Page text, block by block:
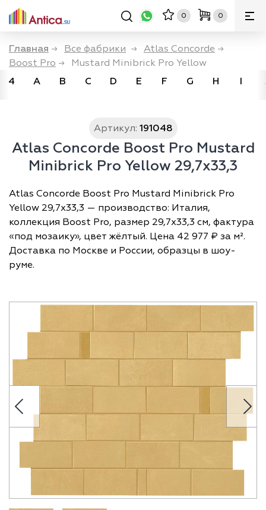
0 0
Главная → Все фабрики → Atlas Concorde →
Boost Pro →
Mustard Minibrick Pro Yellow
4
A B C D E F G H I
Артикул: 191048
Atlas Concorde Boost Pro Mustard
Minibrick Pro Yellow 29,7x33,3
Atlas Concorde Boost Pro Mustard Minibrick Pro
Yellow 29,7x33,3 — производство: Италия,
коллекция Boost Pro, размер 29,7х33,3 см, фактура
«под мозаику», цвет жёлтый. Цена 42 977 ₽ за м².
Доставка по Москве и России, образцы в шоу-
руме.